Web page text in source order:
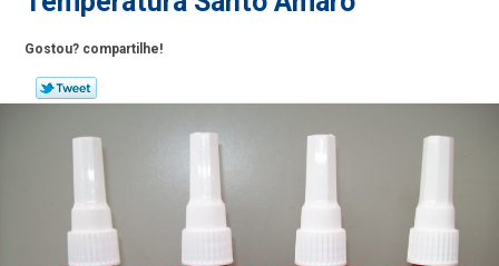
Gostou? compartilhe!